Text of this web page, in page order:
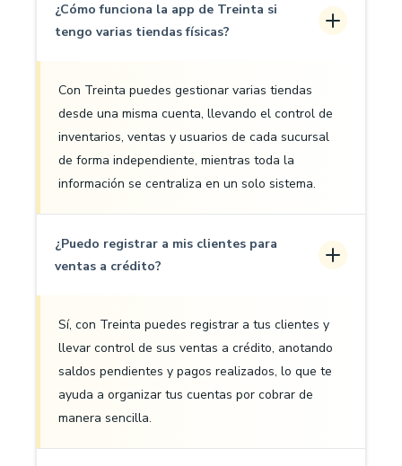
¿Cómo funciona la app de Treinta si
tengo varias tiendas físicas?
Con Treinta puedes gestionar varias tiendas
desde una misma cuenta, llevando el control de
inventarios, ventas y usuarios de cada sucursal
de forma independiente, mientras toda la
información se centraliza en un solo sistema.
¿Puedo registrar a mis clientes para
ventas a crédito?
Sí, con Treinta puedes registrar a tus clientes y
llevar control de sus ventas a crédito, anotando
saldos pendientes y pagos realizados, lo que te
ayuda a organizar tus cuentas por cobrar de
manera sencilla.